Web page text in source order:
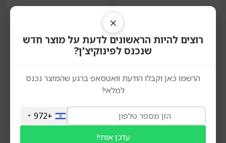
₪480.00
₪280.00
רוצים להיות הראשונים לדעת על מוצר חדש
שנכנס לפינוקיצ'ן?
×
הרשמו כאן וקבלו הודעת וואטסאפ ברגע שהמוצר נכנס
למלאי!
+972
עדכן אותי!